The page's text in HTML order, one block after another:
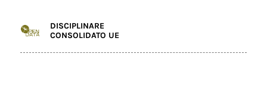
DISCIPLINARE
CONSOLIDATO UE